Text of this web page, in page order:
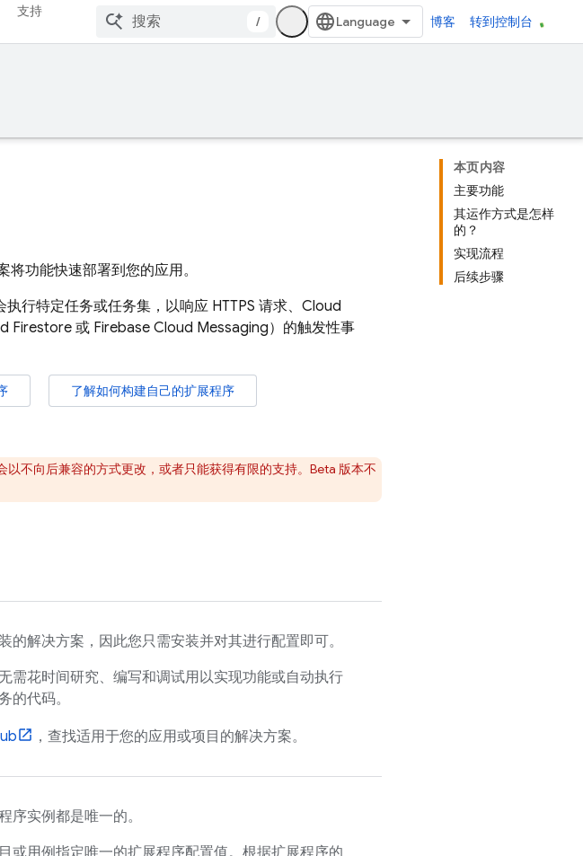
支持
/ 博客 转到控制台
本页内容
主要功能
其运作方式是怎样
的？
实现流程
后续步骤
功能快速部署到您的应用。
行特定任务或任务集，以响应 HTTPS 请求、 Cloud
Firestore或 Firebase Cloud Messaging）的触发性事
了解如何构建自己的扩展程序
以不向后兼容的方式更改，或者只能获得有限的支持。Beta 版本不
的解决方案，因此您只需安装并对其进行配置即可。
需花时间研究、编写和调试用以实现功能或自动执行
的代码。
，查找适用于您的应用或项目的解决方案。
序实例都是唯一的。
或用例指定唯一的扩展程序配置值。根据扩展程序的